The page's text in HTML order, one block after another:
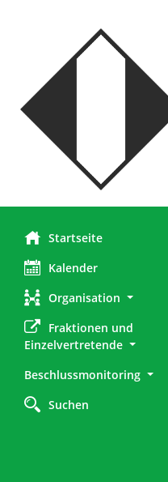
Startseite
Kalender
Organisation
Fraktionen und
Einzelvertretende
Beschlussmonitoring
Suchen